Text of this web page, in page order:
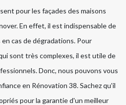
pour les façades des maisons
En effet, il est indispensable de
cas de dégradations. Pour
sont très complexes, il est utile de
Donc, nous pouvons vous
en Rénovation 38. Sachez qu'il
pour la garantie d'un meilleur